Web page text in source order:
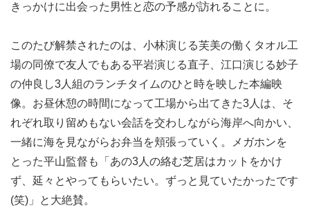
きっかけに出会った男性と恋の予感が訪れることに。
このたび解禁されたのは、小林演じる芙美の働くタオル工
場の同僚で友人でもある平岩演じる直子、江口演じる妙子
の仲良し3人組のランチタイムのひと時を映した本編映
像。お昼休憩の時間になって工場から出てきた3人は、そ
れぞれ取り留めもない会話を交わしながら海岸へ向かい、
一緒に海を見ながらお弁当を頬張っていく。メガホンを
とった平山監督も「あの3人の絡む芝居はカットをかけ
ず、延々とやってもらいたい。ずっと見ていたかったです
(笑)」と大絶賛。